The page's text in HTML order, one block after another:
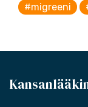
#migreeni